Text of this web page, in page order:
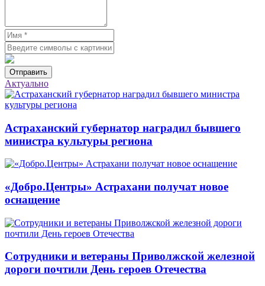
Отправить
Актуально
Астраханский губернатор наградил бывшего
министра культуры региона
«Добро.Центры» Астрахани получат новое
оснащение
Сотрудники и ветераны Приволжской железной
дороги почтили День героев Отечества